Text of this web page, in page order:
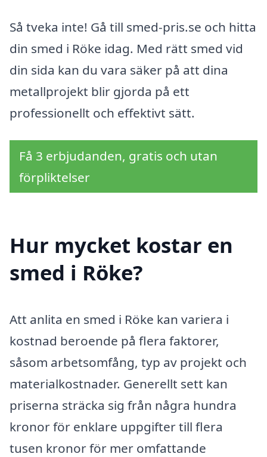
Så tveka inte! Gå till smed-pris.se och hitta
din smed i Röke idag. Med rätt smed vid
din sida kan du vara säker på att dina
metallprojekt blir gjorda på ett
professionellt och effektivt sätt.
Få 3 erbjudanden, gratis och utan
förpliktelser
Hur mycket kostar en
smed i Röke?
Att anlita en smed i Röke kan variera i
kostnad beroende på flera faktorer,
såsom arbetsomfång, typ av projekt och
materialkostnader. Generellt sett kan
priserna sträcka sig från några hundra
kronor för enklare uppgifter till flera
tusen kronor för mer omfattande